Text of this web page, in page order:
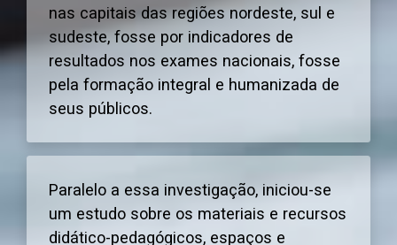
nas capitais das regiões nordeste, sul e
sudeste, fosse por indicadores de
resultados nos exames nacionais, fosse
pela formação integral e humanizada de
seus públicos.
Paralelo a essa investigação, iniciou-se
um estudo sobre os materiais e recursos
didático-pedagógicos, espaços e